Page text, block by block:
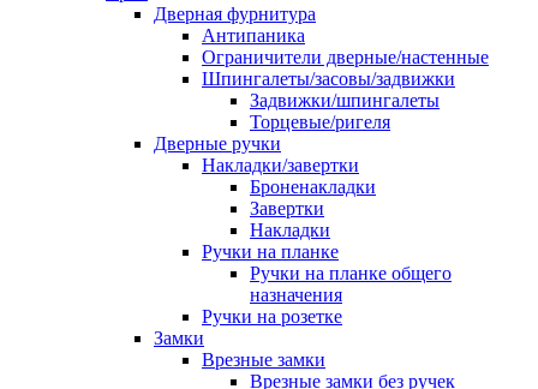
Дверная фурнитура
Антипаника
Ограничители дверные/настенные
Шпингалеты/засовы/задвижки
Задвижки/шпингалеты
Торцевые/ригеля
Дверные ручки
Накладки/завертки
Броненакладки
Завертки
Накладки
Ручки на планке
Ручки на планке общего
назначения
Ручки на розетке
Замки
Врезные замки
Врезные замки без ручек